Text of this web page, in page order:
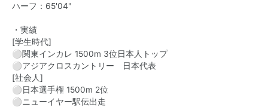
ハーフ：65'04"
・実績
[学生時代]
⚪︎関東インカレ 1500m 3位日本人トップ
⚪︎アジアクロスカントリー 日本代表
[社会人]
⚪︎日本選手権 1500m 2位
⚪︎ニューイヤー駅伝出走